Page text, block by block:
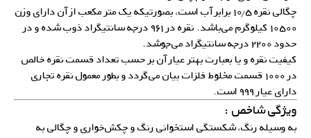
چگالی نقره ۱۰٫۵ برابر آب است، بصورتیکه یک متر مکعب از آن دارای وزن
۱۰۵۰۰ کیلوگرم می‌باشد. نقره در ۹۶۱ درجه سانتیگراد ذوب شده و در
حدود ۲۲۰۰ درجه سانتیگراد می‌جوشد.
کیفیت نقره و یا بعبارت بهتر عیار آن بر حسب تعداد قسمت نقره خالص
در ۱۰۰۰ قسمت مخلوط فلزات بیان می‌گردد و بطور معمول نقره تجاری
دارای عیار ۹۹۹ است.
ویژگی شاخص :
به وسیله رنگ، شکستگی استخوانی رنگ و چکش‌خواری و چگالی به